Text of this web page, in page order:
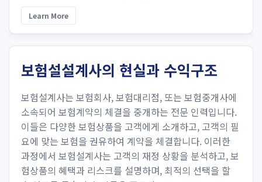
Learn More
보험설설계사의 현실과 수익구조
보험설계사는 보험회사, 보험대리점, 또는 보험중개사에
소속되어 보험계약의 체결을 중개하는 전문 인력입니다.
이들은 다양한 보험상품을 고객에게 소개하고, 고객의 필
요에 맞는 보험을 권유하여 계약을 체결합니다. 이러한
과정에서 보험설계사는 고객의 재정 상황을 분석하고, 보
험상품의 혜택과 리스크를 설명하며, 최적의 선택을 할